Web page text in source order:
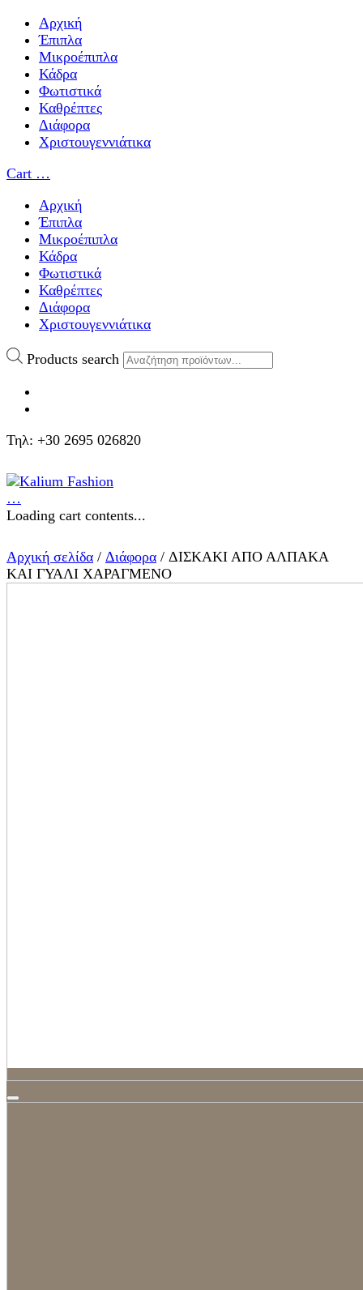
Αρχική
Έπιπλα
Μικροέπιπλα
Κάδρα
Φωτιστικά
Καθρέπτες
Διάφορα
Χριστουγεννιάτικα
Cart …
Αρχική
Έπιπλα
Μικροέπιπλα
Κάδρα
Φωτιστικά
Καθρέπτες
Διάφορα
Χριστουγεννιάτικα
Products search
Τηλ: +30 2695 026820
…
Loading cart contents...
Αρχική σελίδα / Διάφορα / ΔΙΣΚΑΚΙ ΑΠΟ ΑΛΠΑΚΑ
ΚΑΙ ΓΥΑΛΙ ΧΑΡΑΓΜΕΝΟ